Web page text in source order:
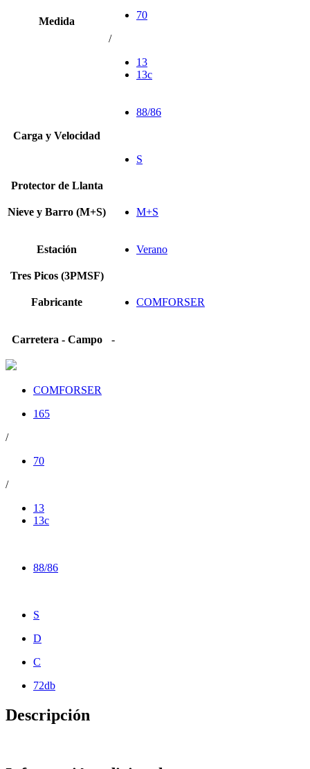
Medida
70
/
13
13c
Carga y Velocidad
88/86
S
Protector de Llanta
Nieve y Barro (M+S) M+S
Estación Verano
Tres Picos (3PMSF)
Fabricante COMFORSER
Carretera - Campo -
COMFORSER
165
/
70
/
13
13c
88/86
S
D
C
72db
Descripción